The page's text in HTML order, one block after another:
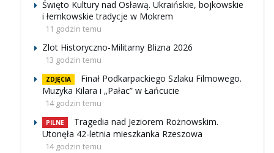
Święto Kultury nad Osławą. Ukraińskie, bojkowskie
i łemkowskie tradycje w Mokrem
11 godzin temu
Zlot Historyczno-Militarny Blizna 2026
13 godzin temu
ZDJĘCIA
Finał Podkarpackiego Szlaku Filmowego.
Muzyka Kilara i „Pałac” w Łańcucie
14 godzin temu
PILNE
Tragedia nad Jeziorem Rożnowskim.
Utonęła 42-letnia mieszkanka Rzeszowa
14 godzin temu